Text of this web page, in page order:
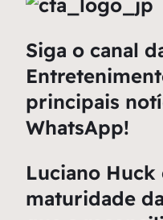
Siga o canal
principais
WhatsApp!
Luciano Huck
maturidade